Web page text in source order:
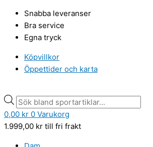
innehåll
Snabba leveranser
Bra service
Egna tryck
Köpvillkor
Öppettider och karta
search
0,00 kr 0 Varukorg
1.999,00 kr till fri frakt
search
Ifemi
baddräkt
swim
suite
svart